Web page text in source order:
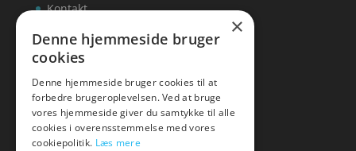
Kontakt
inks
Tlf: 7876 8672
Mail:info@inks.dk
×
Denne hjemmeside bruger
cookies
Denne hjemmeside bruger cookies til at
forbedre brugeroplevelsen. Ved at bruge
vores hjemmeside giver du samtykke til alle
cookies i overensstemmelse med vores
cookiepolitik. Læs mere